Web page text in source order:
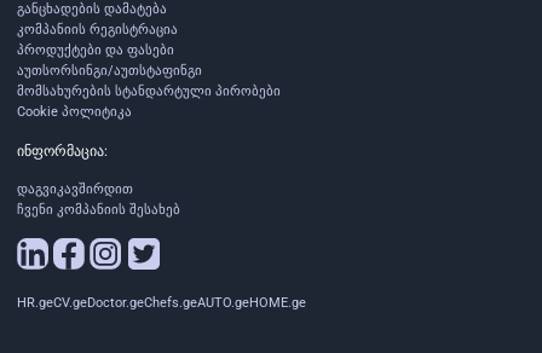
განცხადების დამატება
კომპანიის რეგისტრაცია
პროდუქტები და ფასები
აუთსორსინგი/აუთსტაფინგი
მომსახურების სტანდარტული პირობები
Cookie პოლიტიკა
ინფორმაცია:
დაგვიკავშირდით
ჩვენი კომპანიის შესახებ
HR.geCV.geDoctor.geChefs.geAUTO.geHOME.ge